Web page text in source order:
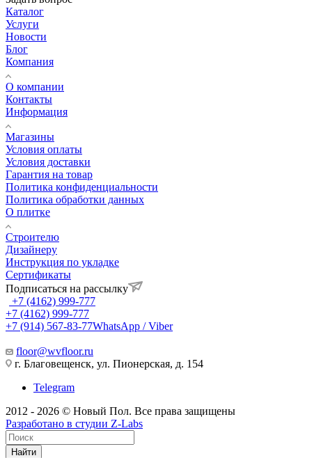
Каталог
Услуги
Новости
Блог
Компания
О компании
Контакты
Информация
Магазины
Условия оплаты
Условия доставки
Гарантия на товар
Политика конфиденциальности
Политика обработки данных
О плитке
Строителю
Дизайнеру
Инструкция по укладке
Сертификаты
Подписаться на рассылку
+7 (4162) 999-777
+7 (4162) 999-777
+7 (914) 567-83-77WhatsApp / Viber
floor@wvfloor.ru
г. Благовещенск, ул. Пионерская, д. 154
Telegram
2012 - 2026 © Новый Пол. Все права защищены
Разработано в студии Z-Labs
Найти